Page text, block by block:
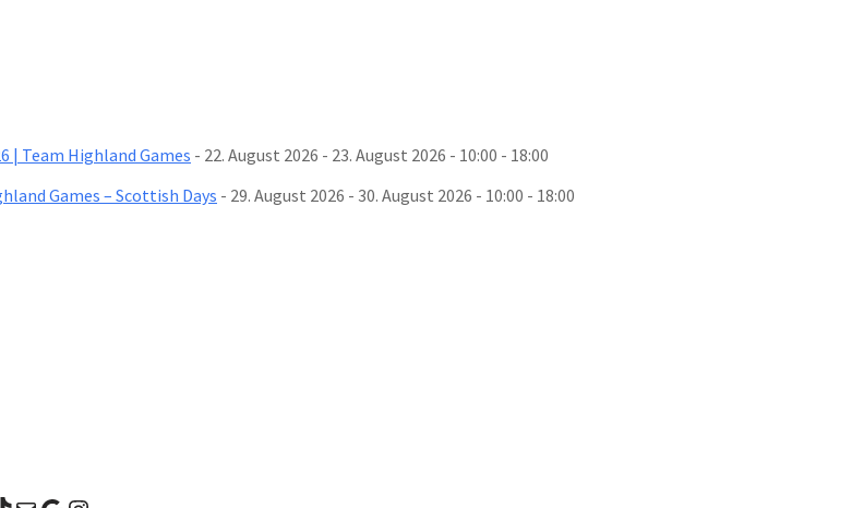
| Team Highland Games - 22. August 2026 - 23. August 2026 - 10:00 - 18:00
Games – Scottish Days - 29. August 2026 - 30. August 2026 - 10:00 - 18:00